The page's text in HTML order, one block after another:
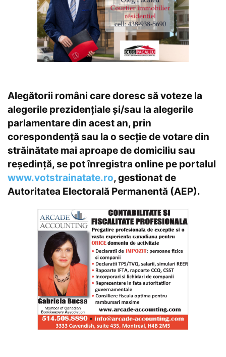
Alegătorii români care doresc să voteze la
alegerile prezidențiale și/sau la alegerile
parlamentare din acest an, prin
corespondență sau la o secție de votare din
străinătate mai aproape de domiciliu sau
reședință, se pot înregistra online pe portalul
www.votstrainatate.ro, gestionat de
Autoritatea Electorală Permanentă (AEP).